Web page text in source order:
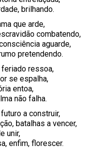
brilhando.
que arde,
combatendo,
aguarde,
pretendendo.
ressoa,
se espalha,
entoa,
não falha.
a construir,
batalhas a vencer,
unir,
enfim, florescer.